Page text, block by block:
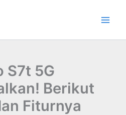
S7t 5G
Berikut
Fiturnya